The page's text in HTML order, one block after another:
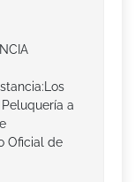
a
Oficial de